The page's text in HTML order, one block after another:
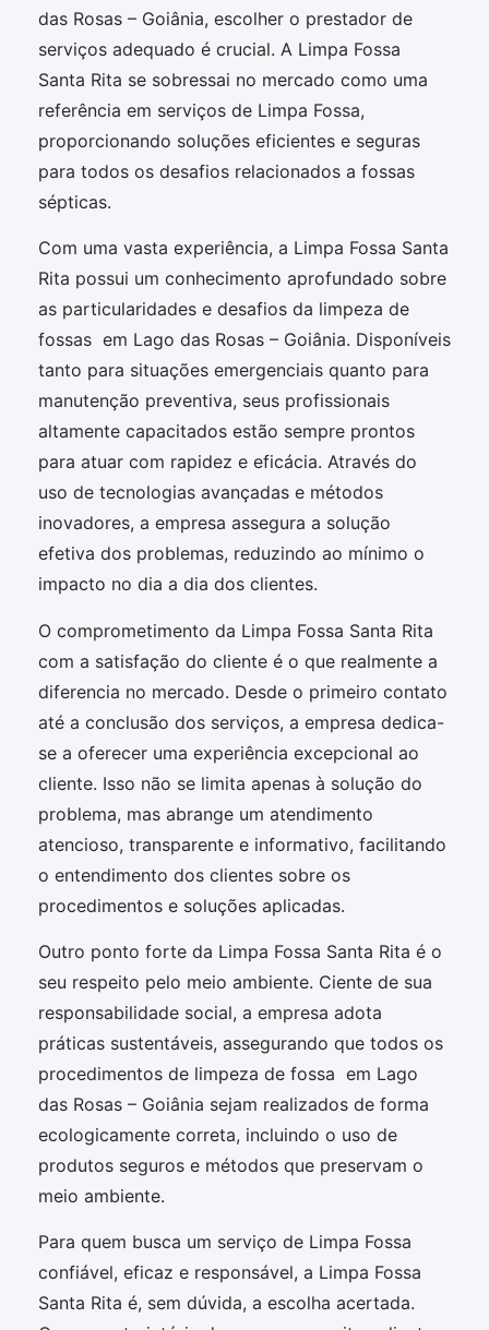
das Rosas – Goiânia, escolher o prestador de
serviços adequado é crucial. A Limpa Fossa
Santa Rita se sobressai no mercado como uma
referência em serviços de Limpa Fossa,
proporcionando soluções eficientes e seguras
para todos os desafios relacionados a fossas
sépticas.
Com uma vasta experiência, a Limpa Fossa Santa
Rita possui um conhecimento aprofundado sobre
as particularidades e desafios da limpeza de
fossas em Lago das Rosas – Goiânia. Disponíveis
tanto para situações emergenciais quanto para
manutenção preventiva, seus profissionais
altamente capacitados estão sempre prontos
para atuar com rapidez e eficácia. Através do
uso de tecnologias avançadas e métodos
inovadores, a empresa assegura a solução
efetiva dos problemas, reduzindo ao mínimo o
impacto no dia a dia dos clientes.
O comprometimento da Limpa Fossa Santa Rita
com a satisfação do cliente é o que realmente a
diferencia no mercado. Desde o primeiro contato
até a conclusão dos serviços, a empresa dedica-
se a oferecer uma experiência excepcional ao
cliente. Isso não se limita apenas à solução do
problema, mas abrange um atendimento
atencioso, transparente e informativo, facilitando
o entendimento dos clientes sobre os
procedimentos e soluções aplicadas.
Outro ponto forte da Limpa Fossa Santa Rita é o
seu respeito pelo meio ambiente. Ciente de sua
responsabilidade social, a empresa adota
práticas sustentáveis, assegurando que todos os
procedimentos de limpeza de fossa em Lago
das Rosas – Goiânia sejam realizados de forma
ecologicamente correta, incluindo o uso de
produtos seguros e métodos que preservam o
meio ambiente.
Para quem busca um serviço de Limpa Fossa
confiável, eficaz e responsável, a Limpa Fossa
Santa Rita é, sem dúvida, a escolha acertada.